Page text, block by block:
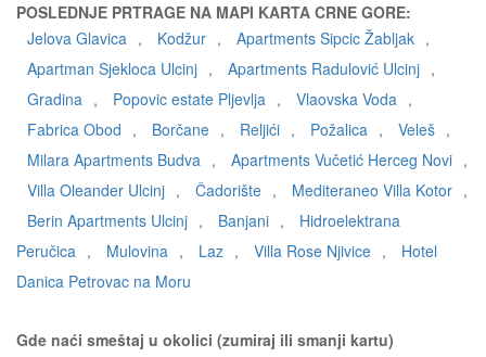
POSLEDNJE PRTRAGE NA MAPI KARTA CRNE GORE:
Jelova Glavica , Kodžur , Apartments Sipcic Žabljak ,
Apartman Sjekloca Ulcinj , Apartments Radulović Ulcinj ,
Gradina , Popovic estate Pljevlja , Vlaovska Voda ,
Fabrica Obod , Borčane , Reljići , Požalica , Veleš ,
Milara Apartments Budva , Apartments Vučetić Herceg Novi ,
Villa Oleander Ulcinj , Čadorište , Mediteraneo Villa Kotor ,
Berin Apartments Ulcinj , Banjani ,
Hidroelektrana
Peručica , Mulovina , Laz , Villa Rose Njivice ,
Hotel
Danica Petrovac na Moru
Gde naći smeštaj u okolici (zumiraj ili smanji kartu)